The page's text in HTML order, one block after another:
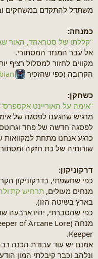
משתדל להתקדם במשחקים
כמנחה:
"קללתו של סטראהד, האור
אל עבר המנזר המסתורי.
מקווים לחזור למסלול רציף
הקרובה (כפי שהזכיר
כשחקן:
"אימה על האוריינט אקספרס"
מרגיש שהגענו לפסגה של
לפסגה חדשה של פחד
כרגע אנחנו מתחת למקוואות
שורותיה של כת חזקה
דרקוניקון:
כפי שחשפתי, בדרקוניקון
מנחים מעולים, תרחיש
בארץ בשיטה הזו).
כפי שהסברתי, יהיו ארבעה
Keeper.
אמנם יש עוד עבודת הכנה
ונלהב וכבר קיבלתי המון